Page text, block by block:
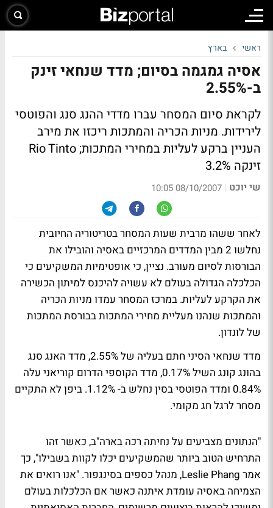
ראשי בארץ
אסיה גמגמה בסיום; מדד שנחאי זינק
ב-2.55%
לקראת סיום המסחר עברו מדדי ההנג סנג והפוטסי
לירידות. מניות הכריה והמתכות ריכזו את מירב
העניין ברקע לעליות במחירי המתכות; Rio Tinto
זינקה 3.2%
שי יוכט |
08/10/2007 10:05
לאחר ששהו מרבית שעות המסחר בטריטוריה החיובית
נחלשו 2 מבין המדדים המרכזיים באסיה והובילו את
הבורסות לסיום מעורב. נציין, כי אופטימיות המשקיעים כי
הכלכלה הגדולה בעולם לא עשויה להיכנס למיתון הכשירה
את הקרקע לעליות. במרכז המסחר עמדו מניות הכריה
והמתכות שנהנו מעליית מחירי המתכות בבורסת המתכות
של לונדון.
מדד שנחאי הסיני חתם בעליה של 2.55%, מדד האנג סנג
בהונג קונג השיל 0.17%, מדד הקוספי הדרום קוריאני עלה
0.84% ומדד הפוטסי בסין נחלש ב- 1.12%. ביפן לא התקיים
מסחר לרגל חג מקומי.
"הנתונים מצביעים על נחיתה רכה בארה"ב, כאשר זהו
התרחיש הטוב ביותר שהמשקיעים יכלו לקוות בשבילו", כך
אמר Leslie Phang, מנהל כספים בסינגפור. "אנו רואים את
הצמיחה באסיה עומדת איתנה כאשר אם הכלכלות בעולם